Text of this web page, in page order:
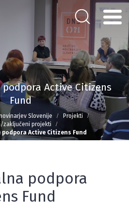
Active Citizens
Fund
Slovenije
Projekti
zaključeni projekti
Active Citizens Fund
podpora
Fund